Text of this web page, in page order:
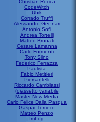
Christian Rocca
CodeWitch
Ubik
Corrado Truffi
Alessandro Gennari
Antonio Sofi
Andrea Tortelli
Matteo Brunati
Cesare Lamanna
Carlo Formenti
Tony Siino
Federico Ferrazza
Paulista
Fabio Metitieri
Piersantelli
Riccardo Cambiassi
(c)assetto variabile
Master New Media
Carlo Felice Dalla Pasqua
Gaspar Torriero
Matteo Penzo
ImLog